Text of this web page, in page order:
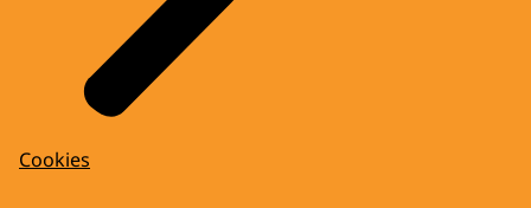
Cookies